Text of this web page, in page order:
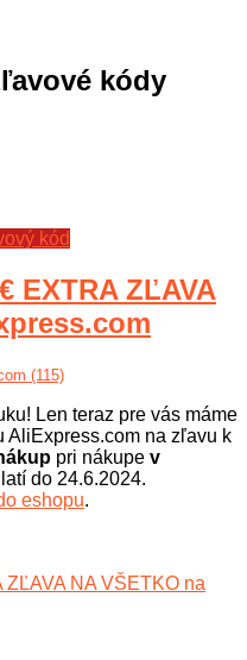
kódy
kód
EXTRA ZĽAVA
(115)
Len teraz pre vás máme
AliExpress.com na zľavu k
pri nákupe v
do 24.6.2024.
eshopu.